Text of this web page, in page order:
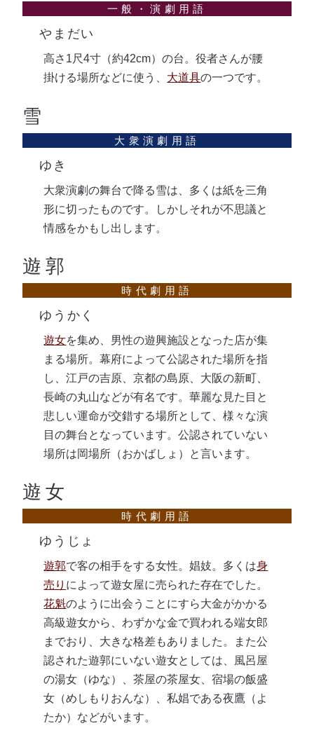
やまだい
高さ1尺4寸（約42cm）の台。役者さんが腰
掛ける場所などに使う、 大道具の一つです。
雪
ゆき
大衆演劇の舞台で降る雪は、多くは紙を三角
形に切ったものです。しかしそれが不思議と
情感をかもし出します。
遊郭
ゆうかく
遊女を集め、男性の遊興施設となった店が集
まる場所。幕府によって公認された場所を指
し、江戸の吉原、京都の島原、大阪の新町、
長崎の丸山などが有名です。華麗な見た目と
悲しい運命が交錯する場所として、様々な演
目の舞台となっています。公認されていない
場所は岡場所（おかばしょ）と言います。
遊女
ゆうじょ
遊郭で客の相手をする女性。娼妓。多くは身
売り によって遊女屋に売られた存在でした。
花魁のように出会うことにすら大金がかかる
高級遊女から、わずかな金で買われる端女郎
までおり、大きな格差もありました。また公
認された遊郭にいない遊女としては、風呂屋
の湯女（ゆな）、茶屋の茶屋女、宿場の飯盛
女（めしもりおんな）、私娼である夜鷹（よ
たか）などがいます。